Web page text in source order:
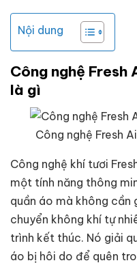
Nội dung
Công nghệ
là gì
Công nghệ Fresh
Công nghệ khí tươi
một tính năng thông
quần áo mà không cần
chuyển không khí tự
trình kết thúc. Nó giải
áo bị hôi do để quên